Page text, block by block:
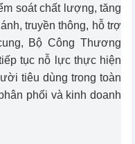
soát chất lượng, tăng
truyền thông, hỗ trợ
Bộ Công Thương
tục nỗ lực thực hiện
tiêu dùng trong toàn
phối và kinh doanh